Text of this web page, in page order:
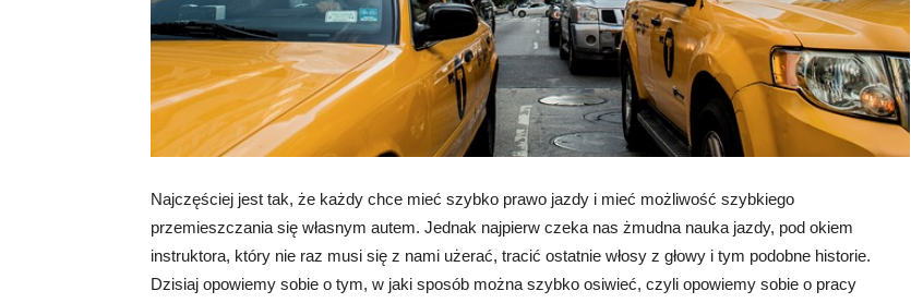
Najczęściej jest tak, że każdy chce mieć szybko prawo jazdy i mieć możliwość szybkiego
przemieszczania się własnym autem. Jednak najpierw czeka nas żmudna nauka jazdy, pod okiem
instruktora, który nie raz musi się z nami użerać, tracić ostatnie włosy z głowy i tym podobne historie.
Dzisiaj opowiemy sobie o tym, w jaki sposób można szybko osiwieć, czyli opowiemy sobie o pracy